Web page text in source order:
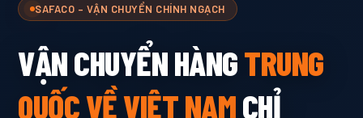
SAFACO – VẬN CHUYỂN CHÍNH NGẠCH
VẬN CHUYỂN HÀNGTRUNG
QUỐC VỀ VIỆT NAMCHỈ